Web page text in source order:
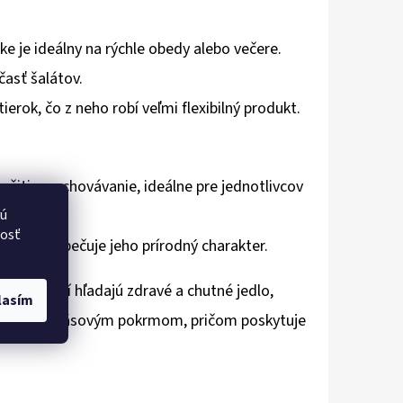
je ideálny na rýchle obedy alebo večere.
šalátov.
čo z neho robí veľmi flexibilný produkt.
a uchovávanie, ideálne pre jednotlivcov
zabezpečuje jeho prírodný charakter.
tých, ktorí hľadajú zdravé a chutné jedlo,
mäsovým pokrmom, pričom poskytuje